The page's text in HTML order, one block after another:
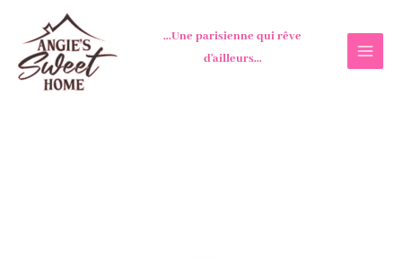
contenu
...Une parisienne qui rêve
d'ailleurs...